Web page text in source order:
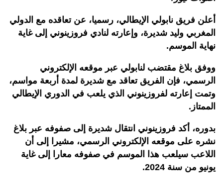
أعلن فريق نابولي الإيطالي، رسميا، عن تعاقده مع الدولي
المغربي وليد شديرة، وإعارته لنادي فروزينوني إلى غاية
نهاية الموسم.
ووفق بلاغ مقتضب لنابولي عبر موقعه الإلكتروني
الرسمي، فإن الفريق تعاقد مع شديرة لمدة أربعة مواسم،
وتمت إعارته لفروزينوني الذي يلعب في الدوري الإيطالي
الممتاز.
بدوره، أكد فروزينوني انتقال شديرة إلى صفوفه عبر بلاغ
نشره على موقعه الإلكتروني الرسمي، مشيرا إلى أن
اللاعب سيلعب هذا الموسم في صفوفه معارا إلى غاية
يونيو من سنة 2024.